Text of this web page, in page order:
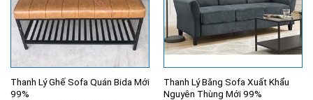
Thanh Lý Ghế Sofa Quán Bida Mới
99%
Thanh Lý Băng Sofa Xuất Khẩu
Nguyên Thùng Mới 99%